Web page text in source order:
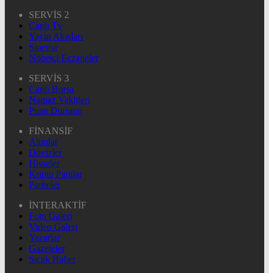
SERVİS 2
Canlı Tv
Yayın Akışları
Sinema
Nöbetçi Eczaneler
SERVİS 3
Canlı Borsa
Namaz Vakitleri
Puan Durumu
FİNANSİF
Altınlar
Dövizler
Hisseler
Kripto Paralar
Pariteler
İNTERAKTİF
Foto Galeri
Video Galeri
Yazarlar
Gazeteler
Sıcak Haber